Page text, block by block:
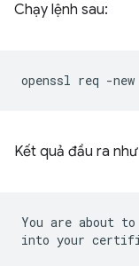
Chạy lệnh sau:
openssl req -new
Kết quả đầu ra
You are about to
into your